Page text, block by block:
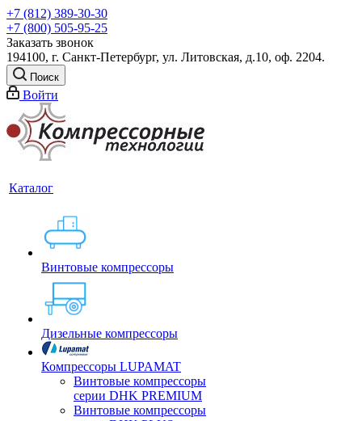
+7 (812) 389-30-30
+7 (800) 505-95-25
Заказать звонок
194100, г. Санкт-Петербург, ул. Литовская, д.10, оф. 2204.
Поиск
Войти
Каталог
Винтовые компрессоры
Дизельные компрессоры
Компрессоры LUPAMAT
Винтовые компрессоры
серии DHK PREMIUM
Винтовые компрессоры